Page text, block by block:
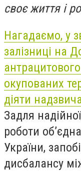
своє життя і
Нагадаємо, у
залізниці на
окупованих
діяти
Задля
роботи
України,
дисбалансу